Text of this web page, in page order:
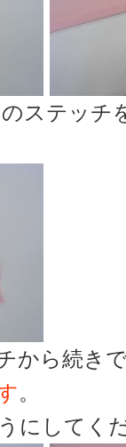
ステッチ
から続き
。
にしてく